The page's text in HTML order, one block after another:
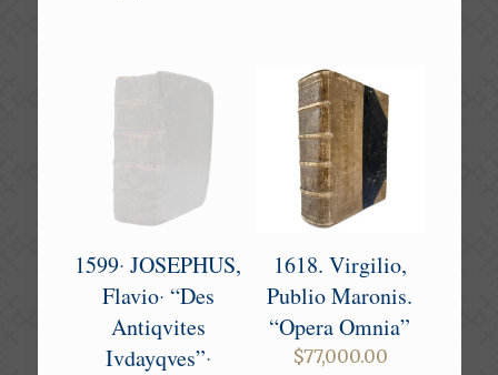
1599‧ JOSEPHUS,
Flavio‧ “Des
Antiqvites
Ivdayqves”‧
1618. Virgilio,
Publio Maronis.
“Opera Omnia”
$77,000.00